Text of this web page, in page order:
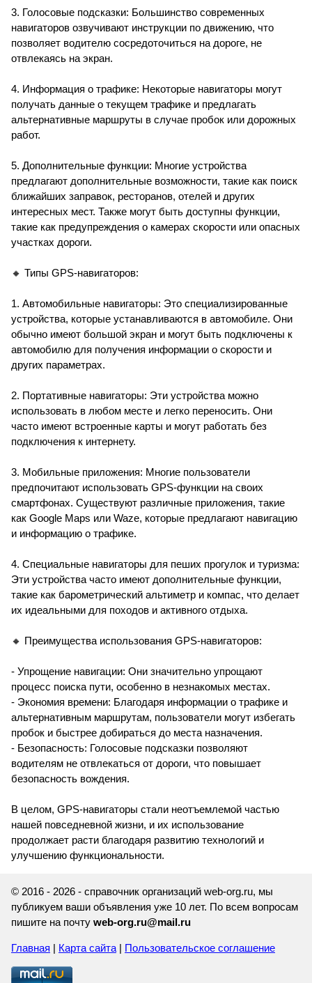
3. Голосовые подсказки: Большинство современных
навигаторов озвучивают инструкции по движению, что
позволяет водителю сосредоточиться на дороге, не
отвлекаясь на экран.
4. Информация о трафике: Некоторые навигаторы могут
получать данные о текущем трафике и предлагать
альтернативные маршруты в случае пробок или дорожных
работ.
5. Дополнительные функции: Многие устройства
предлагают дополнительные возможности, такие как поиск
ближайших заправок, ресторанов, отелей и других
интересных мест. Также могут быть доступны функции,
такие как предупреждения о камерах скорости или опасных
участках дороги.
🔸 Типы GPS-навигаторов:
1. Автомобильные навигаторы: Это специализированные
устройства, которые устанавливаются в автомобиле. Они
обычно имеют большой экран и могут быть подключены к
автомобилю для получения информации о скорости и
других параметрах.
2. Портативные навигаторы: Эти устройства можно
использовать в любом месте и легко переносить. Они
часто имеют встроенные карты и могут работать без
подключения к интернету.
3. Мобильные приложения: Многие пользователи
предпочитают использовать GPS-функции на своих
смартфонах. Существуют различные приложения, такие
как Google Maps или Waze, которые предлагают навигацию
и информацию о трафике.
4. Специальные навигаторы для пеших прогулок и туризма:
Эти устройства часто имеют дополнительные функции,
такие как барометрический альтиметр и компас, что делает
их идеальными для походов и активного отдыха.
🔸 Преимущества использования GPS-навигаторов:
- Упрощение навигации: Они значительно упрощают
процесс поиска пути, особенно в незнакомых местах.
- Экономия времени: Благодаря информации о трафике и
альтернативным маршрутам, пользователи могут избегать
пробок и быстрее добираться до места назначения.
- Безопасность: Голосовые подсказки позволяют
водителям не отвлекаться от дороги, что повышает
безопасность вождения.
В целом, GPS-навигаторы стали неотъемлемой частью
нашей повседневной жизни, и их использование
продолжает расти благодаря развитию технологий и
улучшению функциональности.
© 2016 - 2026 - справочник организаций web-org.ru, мы
публикуем ваши объявления уже 10 лет. По всем вопросам
пишите на почту web-org.ru@mail.ru
Главная | Карта сайта| Пользовательское соглашение